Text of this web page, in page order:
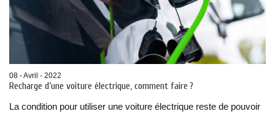
08 - Avril - 2022
Recharge d’une voiture électrique, comment faire ?
La condition pour utiliser une voiture électrique reste de pouvoir